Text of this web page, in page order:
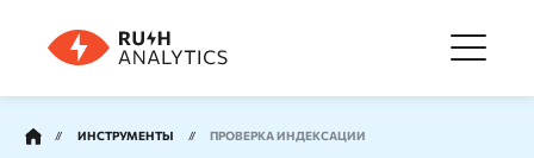
Меню ИНСТРУМЕНТЫ ПРОВЕРКАИНДЕКСАЦИИ